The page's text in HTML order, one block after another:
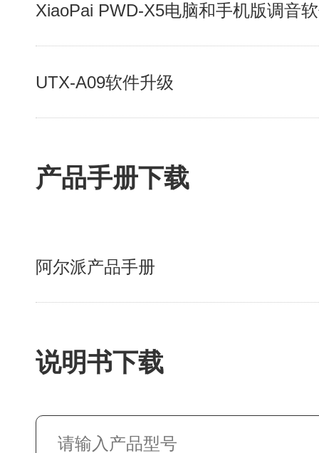
XiaoPai PWD-X5电脑和手机版调音
UTX-A09软件升级
产品手册下载
阿尔派产品手册
说明书下载